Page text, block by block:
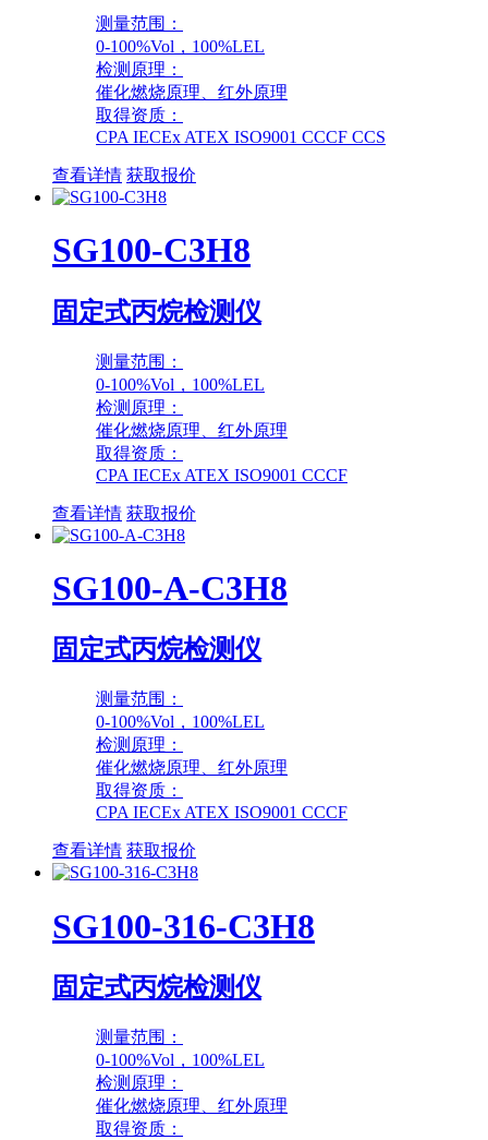
测量范围：
0-100%Vol，100%LEL
检测原理：
催化燃烧原理、红外原理
取得资质：
CPA IECEx ATEX ISO9001 CCCF CCS
查看详情 获取报价
SG100-C3H8
固定式丙烷检测仪
测量范围：
0-100%Vol，100%LEL
检测原理：
催化燃烧原理、红外原理
取得资质：
CPA IECEx ATEX ISO9001 CCCF
查看详情 获取报价
SG100-A-C3H8
固定式丙烷检测仪
测量范围：
0-100%Vol，100%LEL
检测原理：
催化燃烧原理、红外原理
取得资质：
CPA IECEx ATEX ISO9001 CCCF
查看详情 获取报价
SG100-316-C3H8
固定式丙烷检测仪
测量范围：
0-100%Vol，100%LEL
检测原理：
催化燃烧原理、红外原理
取得资质：